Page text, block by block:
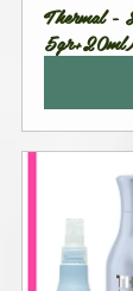
Thermal -